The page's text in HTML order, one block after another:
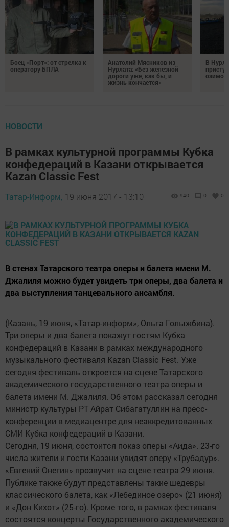
Боец «Порт»: от стрелка к
оператору БПЛА
Анатолий Мясников из
Нурлата: «Без железной
дороги уже, как бы, и
жизнь кончается»
В
НОВОСТИ
В рамках культурной программы Кубка
конфедераций в Казани открывается
Kazan Classic Fest
Татар-Информ, 19 июня 2017 - 13:10 940 0 0
В стенах Татарского театра оперы и балета имени М.
Джалиля можно будет увидеть три оперы, два балета и
два выступления танцевального ансамбля.
(Казань, 19 июня, «Татар-информ», Ольга Голыжбина).
Три оперы и два балета покажут гостям Кубка
конфедераций в Казани в рамках международного
музыкального фестиваля Kazan Classic Fest. Уже
сегодня фестиваль откроется на сцене Татарского
академического государственного театра оперы и
балета имени М. Джалиля. Об этом рассказал сегодня
министр культуры РТ Айрат Сибагатуллин на пресс-
конференции в медиацентре для неаккредитованных
СМИ Кубка конфедераций в Казани.
Сегодня, 19 июня, состоится показ оперы «Аида». 23-го
числа жители и гости Казани увидят оперу «Трубадур».
«Евгений Онегин» прозвучит на сцене театра 29 июня.
Публике также будут представлены такие шедевры
классического балета, как «Лебединое озеро» (21 июня)
и «Дон Кихот» (25-го). Кроме того, в рамках фестиваля
состоятся концерты Государственного академического